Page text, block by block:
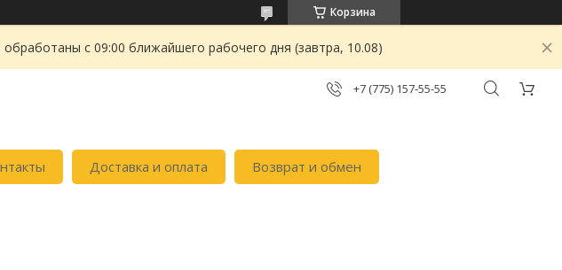
Корзина
с 09:00 ближайшего рабочего дня (завтра, 10.08)
+7 (775) 157-55-55
Доставка и оплата Возврат и обмен